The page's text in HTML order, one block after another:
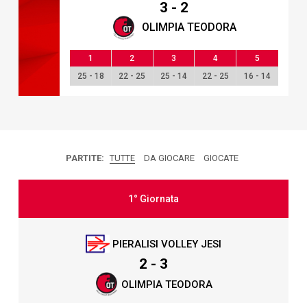
3 - 2
OLIMPIA TEODORA
1
25 - 18
2
22 - 25
3
25 - 14
4
22 - 25
5
16 - 14
PARTITE: TUTTE DA GIOCARE GIOCATE
1° Giornata
PIERALISI VOLLEY JESI
2 - 3
OLIMPIA TEODORA